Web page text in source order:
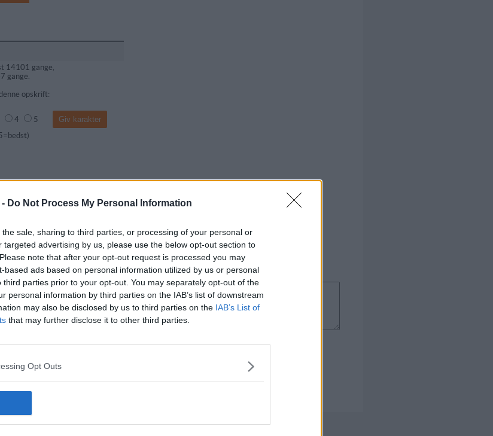
Do Not Process My Personal Information
sale, sharing to third parties, or processing of your personal or
targeted advertising by us, please use the below opt-out section to
note that after your opt-out request is processed you may
based ads based on personal information utilized by us or personal
third parties prior to your opt-out. You may separately opt-out of the
personal information by third parties on the IAB’s list of downstream
may also be disclosed by us to third parties on the IAB’s List of
that may further disclose it to other third parties.
Opt Outs
14101 gange,
gange.
opskrift:
4
5
nogen kommentar til denne opskrift endnu
- Kontakt - Om os - Copyright © Alletiders Kogebog